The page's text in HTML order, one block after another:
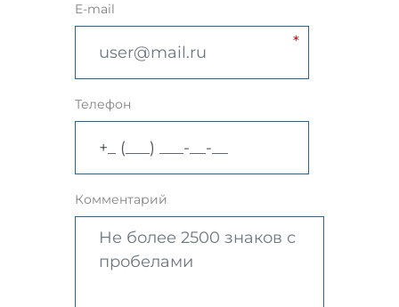
E-mail
Телефон
Комментарий